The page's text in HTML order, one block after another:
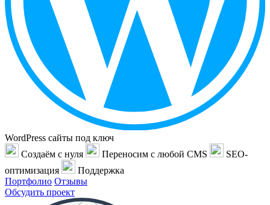
WordPress сайты под ключ
Создаём с нуля
Переносим с любой CMS
SEO-
оптимизация
Поддержка
Портфолио Отзывы
Обсудить проект